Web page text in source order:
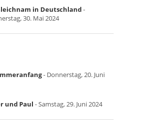
in Deutschland-
30. Mai 2024
- Donnerstag, 20. Juni
und Paul - Samstag, 29. Juni 2024